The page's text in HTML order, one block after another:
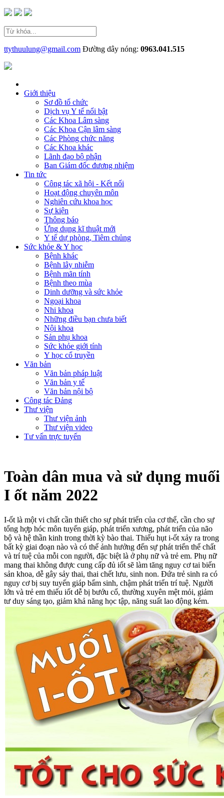
ttythuulung@gmail.com Đường dây nóng: 0963.041.515
Giới thiệu
Sơ đồ tổ chức
Dịch vụ Y tế nổi bật
Các Khoa Lâm sàng
Các Khoa Cận lâm sàng
Các Phòng chức năng
Các Khoa khác
Lãnh đạo bộ phận
Ban Giám đốc đương nhiệm
Tin tức
Công tác xã hội - Kết nối
Hoạt động chuyên môn
Nghiên cứu khoa học
Sự kiện
Thông báo
Ứng dụng kĩ thuật mới
Y tế dự phòng, Tiêm chủng
Sức khỏe & Y học
Bệnh khác
Bệnh lây nhiễm
Bệnh mãn tính
Bệnh theo mùa
Dinh dưỡng và sức khỏe
Ngoại khoa
Nhi khoa
Những điều bạn chưa biết
Nội khoa
Sản phụ khoa
Sức khỏe giới tính
Y học cổ truyền
Văn bản
Văn bản pháp luật
Văn bản y tế
Văn bản nội bộ
Công tác Đảng
Thư viện
Thư viện ảnh
Thư viện video
Tư vấn trực tuyến
Toàn dân mua và sử dụng muối
I ốt năm 2022
I-ốt là một vi chất cần thiết cho sự phát triển của cơ thể, cần cho sự
tổng hợp hóc môn tuyến giáp, phát triển xương, phát triển của não
bộ và hệ thần kinh trong thời kỳ bào thai. Thiếu hụt i-ốt xảy ra trong
bất kỳ giai đoạn nào và có thể ảnh hưởng đến sự phát triển thể chất
và trí tuệ của mỗi con người, đặc biệt là ở phụ nữ và trẻ em. Phụ nữ
mang thai không được cung cấp đủ iốt sẽ làm tăng nguy cơ tai biến
sản khoa, dễ gây sảy thai, thai chết lưu, sinh non. Đứa trẻ sinh ra có
nguy cơ bị suy tuyến giáp bẩm sinh, chậm phát triển trí tuệ. Người
lớn và trẻ em thiếu iốt dễ bị bướu cổ, thường xuyên mệt mỏi, giảm
tư duy sáng tạo, giảm khả năng học tập, năng suất lao động kém.